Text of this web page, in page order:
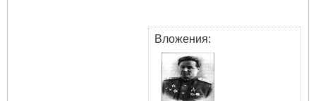
Вложения: